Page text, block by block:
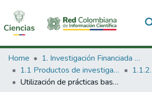
Communities & Collections
All of DSpace
Home
1. Investigación Financiada con Recursos Públicos
1.1 Productos de investigación
Utilización de prácticas basadas en la evidencia en el cuidado del embarazo. Trabajo de parto y parto, puerperio y recién nacido en hospitales